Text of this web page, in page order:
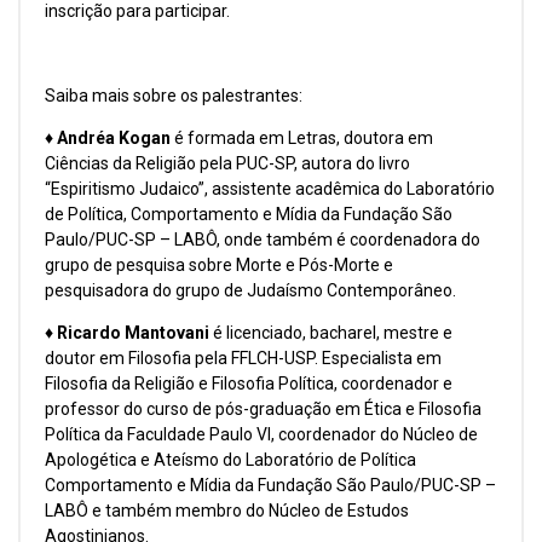
inscrição para participar.
Saiba mais sobre os palestrantes:
♦ Andréa Kogan é formada em Letras, doutora em
Ciências da Religião pela PUC-SP, autora do livro
“Espiritismo Judaico”, assistente acadêmica do Laboratório
de Política, Comportamento e Mídia da Fundação São
Paulo/PUC-SP – LABÔ, onde também é coordenadora do
grupo de pesquisa sobre Morte e Pós-Morte e
pesquisadora do grupo de Judaísmo Contemporâneo.
♦ Ricardo Mantovani é licenciado, bacharel, mestre e
doutor em Filosofia pela FFLCH-USP. Especialista em
Filosofia da Religião e Filosofia Política, coordenador e
professor do curso de pós-graduação em Ética e Filosofia
Política da Faculdade Paulo VI, coordenador do Núcleo de
Apologética e Ateísmo do Laboratório de Política
Comportamento e Mídia da Fundação São Paulo/PUC-SP –
LABÔ e também membro do Núcleo de Estudos
Agostinianos.